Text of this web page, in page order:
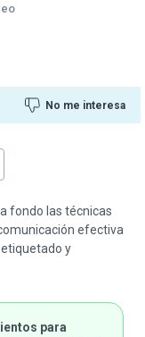
No me interesa
fondo las técnicas
efectiva
y
para